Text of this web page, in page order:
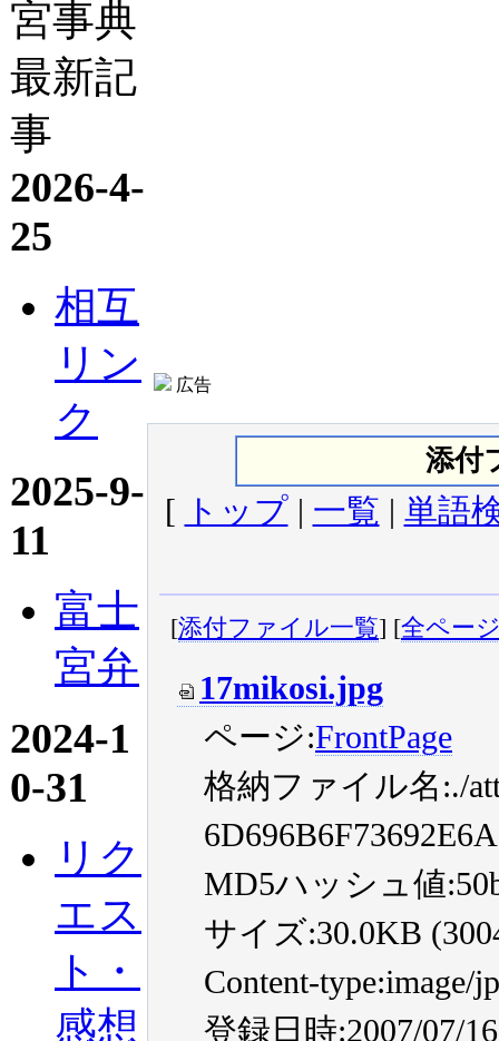
宮事典
最新記
事
2026-4-
25
相互
リン
ク
2025-9-
11
富士
宮弁
2024-1
0-31
リク
エス
ト・
感想
広告
添付
[ トップ| 一覧 | 単語
[添付ファイル一覧] [全ペー
17mikosi.jpg
ページ:FrontPage
格納ファイル名:./
MD5ハッシュ値
サイズ:30.0KB
Content-type:image/
登録日時:2007/07/